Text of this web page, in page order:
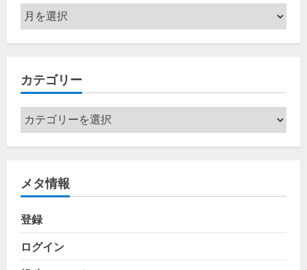
ア
ー
カ
ブ
カテゴリー
カ
テ
ゴ
ー
メタ情報
登録
ログイン